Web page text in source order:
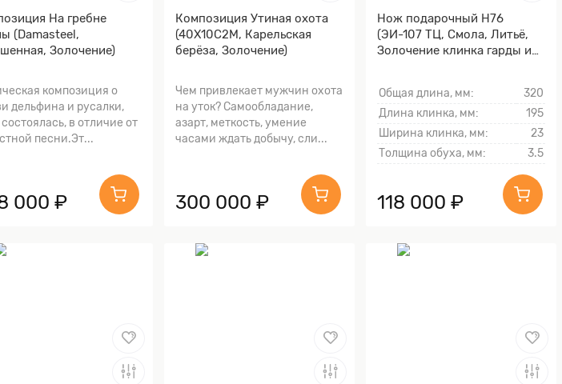
На гребне
(Damasteel,
Золочение)
композиция о
дельфина и русалки,
в отличие от
песни.Эт...
000 ₽
Композиция Утиная охота
(40Х10С2М, Карельская
берёза, Золочение)
Чем привлекает мужчин охота
на уток? Самообладание,
азарт, меткость, умение
часами ждать добычу, сли...
300 000 ₽
Нож подарочный Н76
(ЭИ-107 ТЦ, Смола, Литьё,
Золочение клинка гарды и
Общая длина, мм:
320
Длина клинка, мм:
195
Ширина клинка, мм:
23
Толщина обуха, мм:
3.5
118 000 ₽